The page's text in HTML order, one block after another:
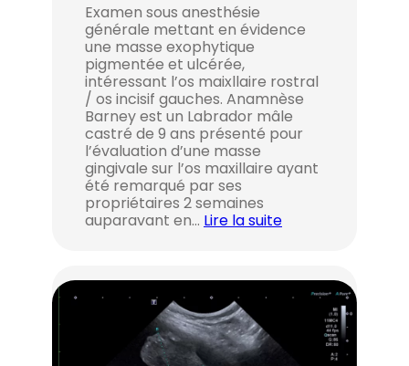
Examen sous anesthésie
générale mettant en évidence
une masse exophytique
pigmentée et ulcérée,
intéressant l’os maixllaire rostral
/ os incisif gauches. Anamnèse
Barney est un Labrador mâle
castré de 9 ans présenté pour
l’évaluation d’une masse
gingivale sur l’os maxillaire ayant
été remarqué par ses
propriétaires 2 semaines
auparavant en… Lire la suite